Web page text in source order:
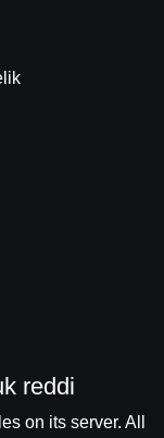
reddi
on its server. All